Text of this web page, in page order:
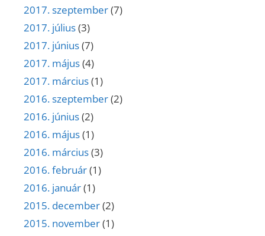
2017. szeptember(7)
2017. július(3)
2017. június(7)
2017. május(4)
2017. március(1)
2016. szeptember(2)
2016. június(2)
2016. május(1)
2016. március(3)
2016. február(1)
2016. január(1)
2015. december(2)
2015. november(1)